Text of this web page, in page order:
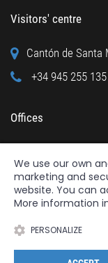
Visitors' centre
Cantón de Santa
+34 945 255 135
Offices
+34 945 122 160
We use our own
marketing and
website. You can
More information
PERSONALIZE